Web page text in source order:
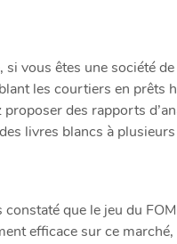
si vous êtes une société
les courtiers en prêts
des rapports
livres blancs à
constaté que le jeu du
efficace sur ce